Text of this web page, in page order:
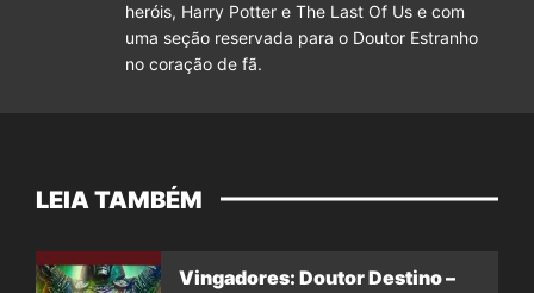
heróis, Harry Potter e The Last Of Us e com
uma seção reservada para o Doutor Estranho
no coração de fã.
LEIA TAMBÉM
Vingadores: Doutor Destino –